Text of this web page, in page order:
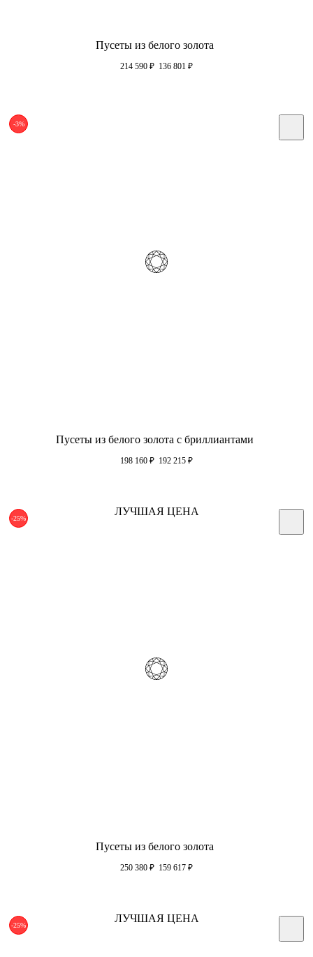
Пусеты из белого золота
214 590 ₽ 136 801 ₽
-3%
Пусеты из белого золота с бриллиантами
198 160 ₽ 192 215 ₽
-25%
ЛУЧШАЯ ЦЕНА
Пусеты из белого золота
250 380 ₽ 159 617 ₽
-25%
ЛУЧШАЯ ЦЕНА